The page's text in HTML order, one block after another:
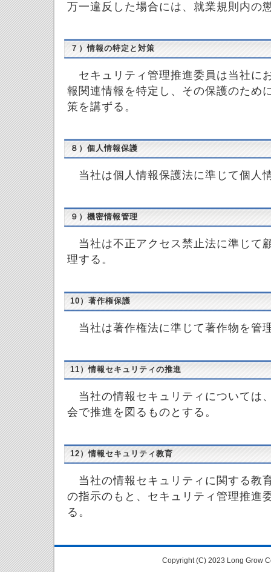
万一違反した場合には、就業規則内の
７）情報の特定と対策
セキュリティ管理推進委員は当社に
報関連情報を特定し、その保護のため
策を講ずる。
８）個人情報保護
当社は個人情報保護法に準じて個人
９）機密情報管理
当社は不正アクセス禁止法に準じて
理する。
10）著作権保護
当社は著作権法に準じて著作物を管
11）情報セキュリティの推進
当社の情報セキュリティについては
会で推進を図るものとする。
12）情報セキュリティ教育
当社の情報セキュリティに関する教
の指示のもと、セキュリティ管理推進
る。
Copyright (C) 2023 Long Grow